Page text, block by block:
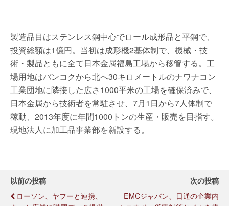
製造品目はステンレス鋼中心でロール成形品と平鋼で、
投資総額は1億円。当初は成形機2基体制で、機械・技
術・製品ともに全て日本金属福島工場から移管する。工
場用地はバンコクから北へ30キロメートルのナワナコン
工業団地に隣接した広さ1000平米の工場を確保済みで、
日本金属から技術者を常駐させ、7月1日から7人体制で
稼動、2013年度に年間1000トンの生産・販売を目指す。
現地法人に加工品事業部を新設する。
以前の投稿
ローソン、ヤフーと連携、
次の投稿
EMCジャパン、日通の企業内